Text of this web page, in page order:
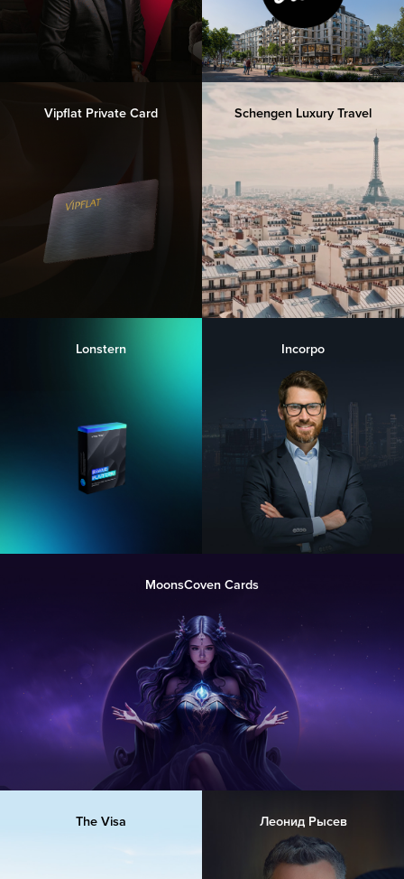
Vipflat Private Card Schengen Luxury Travel
Lonstern
MoonsCoven Cards
Incorpo
The Visa Леонид Рысев